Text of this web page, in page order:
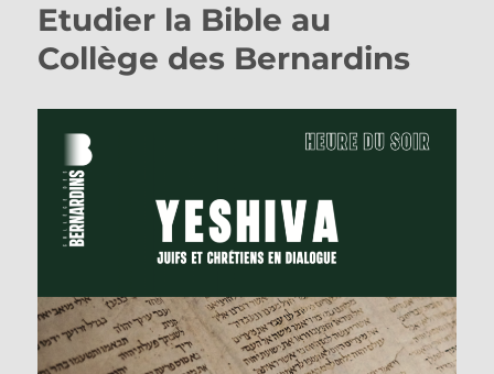
Etudier la Bible au
Collège des Bernardins